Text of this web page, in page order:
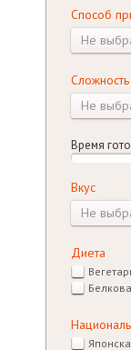
Способ
Не
Сложность
Не
Время
Вкус
Не
Диета